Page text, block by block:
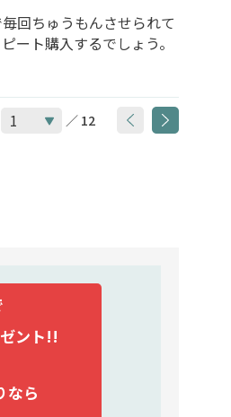
回ちゅうもんさせられて
ート購入するでしょう。
／ 12
ント!!
なら